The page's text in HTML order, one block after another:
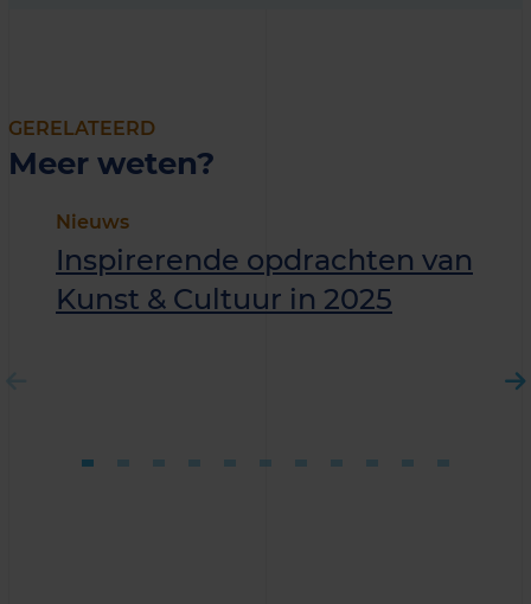
GERELATEERD
Meer weten?
Nieuws
Inspirerende opdrachten van
Kunst & Cultuur in 2025